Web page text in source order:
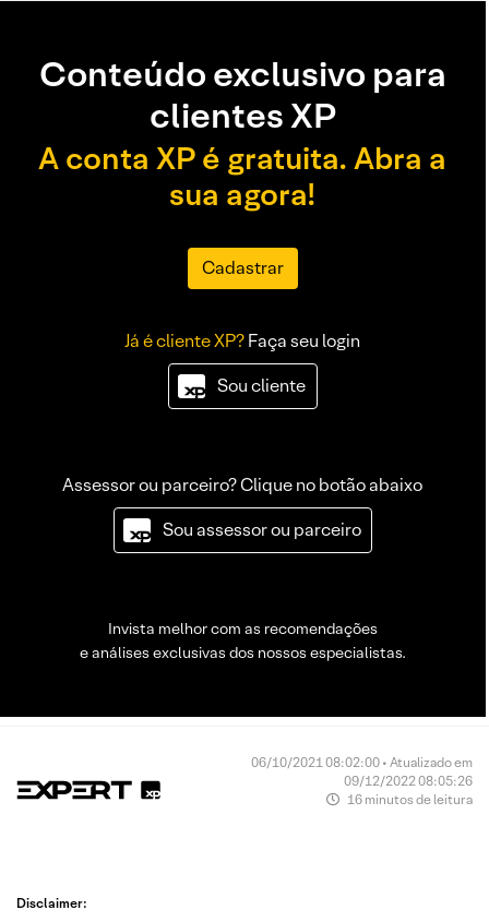
Conteúdo exclusivo para
clientes XP
A conta XP é gratuita. Abra a
sua agora!
Cadastrar
Já é cliente XP?Faça seu login
Sou cliente
Assessor ou parceiro? Clique no botão abaixo
Sou assessor ou parceiro
Invista melhor com as recomendações
e análises exclusivas dos nossos especialistas.
06/10/2021 08:02:00 • Atualizado em
09/12/2022 08:05:26
16 minutos de leitura
Disclaimer: